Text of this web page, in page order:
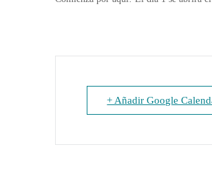
+ Añadir Google